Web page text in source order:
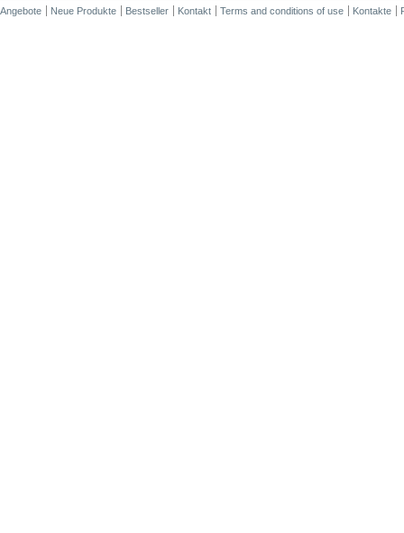
Angebote Neue Produkte Bestseller Kontakt Terms and conditions of use Kontakte